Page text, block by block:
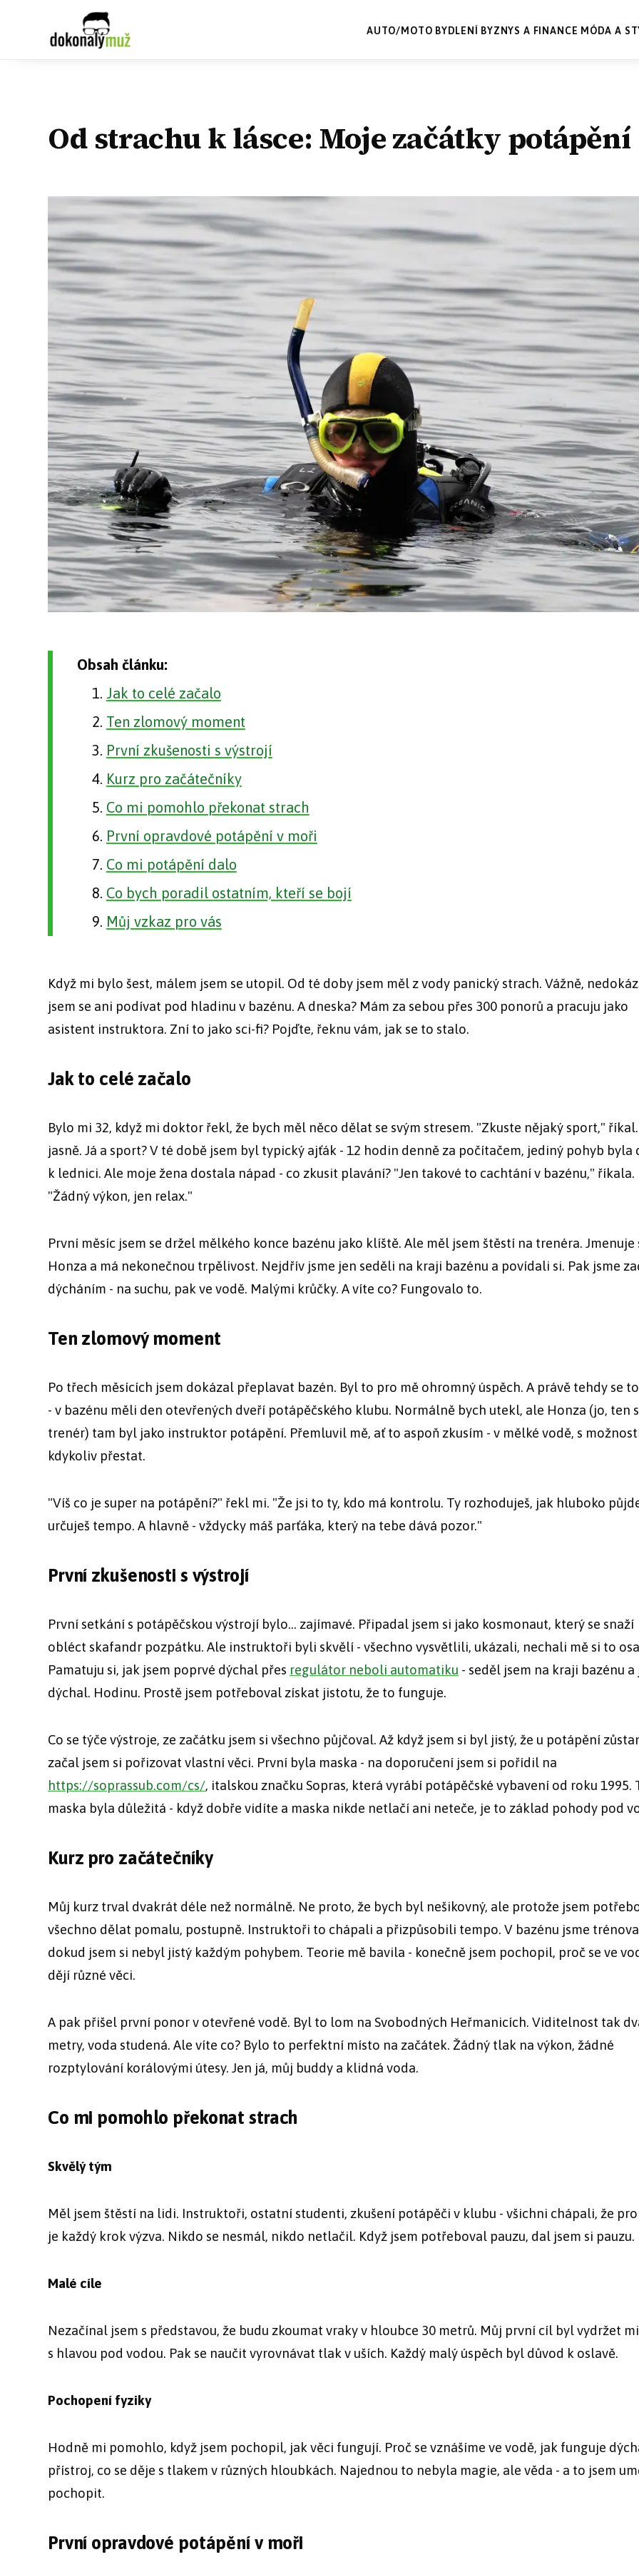
AUTO/MOTO BYDLENÍ BYZNYS A FINANCE MÓDA A
Od strachu k lásce: Moje začátky potápění
Obsah článku:
Jak to celé začalo
Ten zlomový moment
První zkušenosti s výstrojí
Kurz pro začátečníky
Co mi pomohlo překonat strach
První opravdové potápění v moři
Co mi potápění dalo
Co bych poradil ostatním, kteří se bojí
Můj vzkaz pro vás
Když mi bylo šest, málem jsem se utopil. Od té doby jsem měl z vody panický strach. Vážně,
jsem se ani podívat pod hladinu v bazénu. A dneska? Mám za sebou přes 300 ponorů a pracuju jako
asistent instruktora. Zní to jako sci-fi? Pojďte, řeknu vám, jak se to stalo.
Jak to celé začalo
Bylo mi 32, když mi doktor řekl, že bych měl něco dělat se svým stresem. "Zkuste nějaký sport," říkal.
jasně. Já a sport? V té době jsem byl typický ajťák - 12 hodin denně za počítačem, jediný pohyb byla
k lednici. Ale moje žena dostala nápad - co zkusit plavání? "Jen takové to cachtání v bazénu," říkala.
"Žádný výkon, jen relax."
První měsíc jsem se držel mělkého konce bazénu jako klíště. Ale měl jsem štěstí na trenéra. Jmenuje
Honza a má nekonečnou trpělivost. Nejdřív jsme jen seděli na kraji bazénu a povídali si. Pak jsme
dýcháním - na suchu, pak ve vodě. Malými krůčky. A víte co? Fungovalo to.
Ten zlomový moment
Po třech měsících jsem dokázal přeplavat bazén. Byl to pro mě ohromný úspěch. A právě tehdy se
- v bazénu měli den otevřených dveří potápěčského klubu. Normálně bych utekl, ale Honza (jo, ten
trenér) tam byl jako instruktor potápění. Přemluvil mě, ať to aspoň zkusím - v mělké vodě, s
kdykoliv přestat.
"Víš co je super na potápění?" řekl mi. "Že jsi to ty, kdo má kontrolu. Ty rozhoduješ, jak hluboko
určuješ tempo. A hlavně - vždycky máš parťáka, který na tebe dává pozor."
První zkušenosti s výstrojí
První setkání s potápěčskou výstrojí bylo... zajímavé. Připadal jsem si jako kosmonaut, který se snaží
obléct skafandr pozpátku. Ale instruktoři byli skvělí - všechno vysvětlili, ukázali, nechali mě si to
Pamatuju si, jak jsem poprvé dýchal přes regulátor neboli automatiku - seděl jsem na kraji bazénu a
dýchal. Hodinu. Prostě jsem potřeboval získat jistotu, že to funguje.
Co se týče výstroje, ze začátku jsem si všechno půjčoval. Až když jsem si byl jistý, že u potápění
začal jsem si pořizovat vlastní věci. První byla maska - na doporučení jsem si pořídil na
https://soprassub.com/cs/, italskou značku Sopras, která vyrábí potápěčské vybavení od roku 1995.
maska byla důležitá - když dobře vidíte a maska nikde netlačí ani neteče, je to základ pohody pod
Kurz pro začátečníky
Můj kurz trval dvakrát déle než normálně. Ne proto, že bych byl nešikovný, ale protože jsem
všechno dělat pomalu, postupně. Instruktoři to chápali a přizpůsobili tempo. V bazénu jsme
dokud jsem si nebyl jistý každým pohybem. Teorie mě bavila - konečně jsem pochopil, proč se ve
dějí různé věci.
A pak přišel první ponor v otevřené vodě. Byl to lom na Svobodných Heřmanicích. Viditelnost tak
metry, voda studená. Ale víte co? Bylo to perfektní místo na začátek. Žádný tlak na výkon, žádné
rozptylování korálovými útesy. Jen já, můj buddy a klidná voda.
Co mi pomohlo překonat strach
Skvělý tým
Měl jsem štěstí na lidi. Instruktoři, ostatní studenti, zkušení potápěči v klubu - všichni chápali, že
je každý krok výzva. Nikdo se nesmál, nikdo netlačil. Když jsem potřeboval pauzu, dal jsem si pauzu.
Malé cíle
Nezačínal jsem s představou, že budu zkoumat vraky v hloubce 30 metrů. Můj první cíl byl vydržet
s hlavou pod vodou. Pak se naučit vyrovnávat tlak v uších. Každý malý úspěch byl důvod k oslavě.
Pochopení fyziky
Hodně mi pomohlo, když jsem pochopil, jak věci fungují. Proč se vznášíme ve vodě, jak funguje
přístroj, co se děje s tlakem v různých hloubkách. Najednou to nebyla magie, ale věda - a to jsem
pochopit.
První opravdové potápění v moři